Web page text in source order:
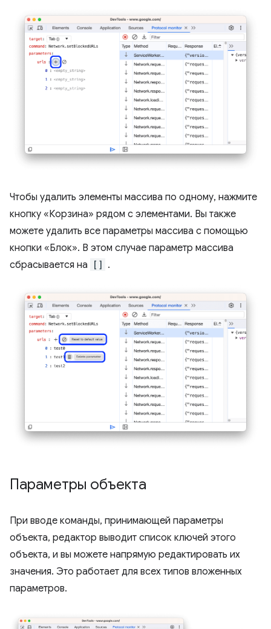
Чтобы удалить элементы массива по одному, нажмите
кнопку «Корзина» рядом с элементами. Вы также
можете удалить все параметры массива с помощью
кнопки «Блок». В этом случае параметр массива
сбрасывается на
[] .
Параметры объекта
При вводе команды, принимающей параметры
объекта, редактор выводит список ключей этого
объекта, и вы можете напрямую редактировать их
значения. Это работает для всех типов вложенных
параметров.